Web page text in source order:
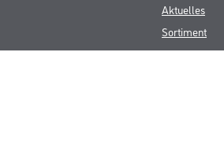
Aktuelles
Sortiment
Eigenmarken